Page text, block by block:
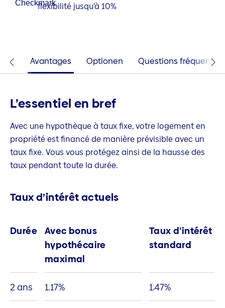
flexibilité jusqu’à 10%
Avantages Optionen Questions fréquentes
L’essentiel en bref
Avec une hypothèque à taux fixe, votre logement en
propriété est financé de manière prévisible avec un
taux fixe. Vous vous protégez ainsi de la hausse des
taux pendant toute la durée.
Taux d’intérêt actuels
Durée Avec bonus
hypothécaire
maximal
Taux d’intérêt
standard
2 ans 1.17% 1.47%